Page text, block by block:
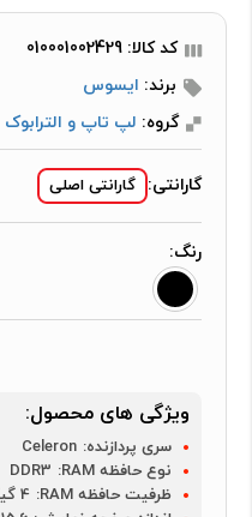
کد کالا: 010001002429
برند: ایسوس
گروه: لپ تاپ و الترابوک
گارانتی: گارانتی اصلی
رنگ:
ویژگی های محصول:
سری پردازنده: Celeron
نوع حافظه RAM:
DDR3
ظرفیت حافظه RAM:
4 گیگابایت